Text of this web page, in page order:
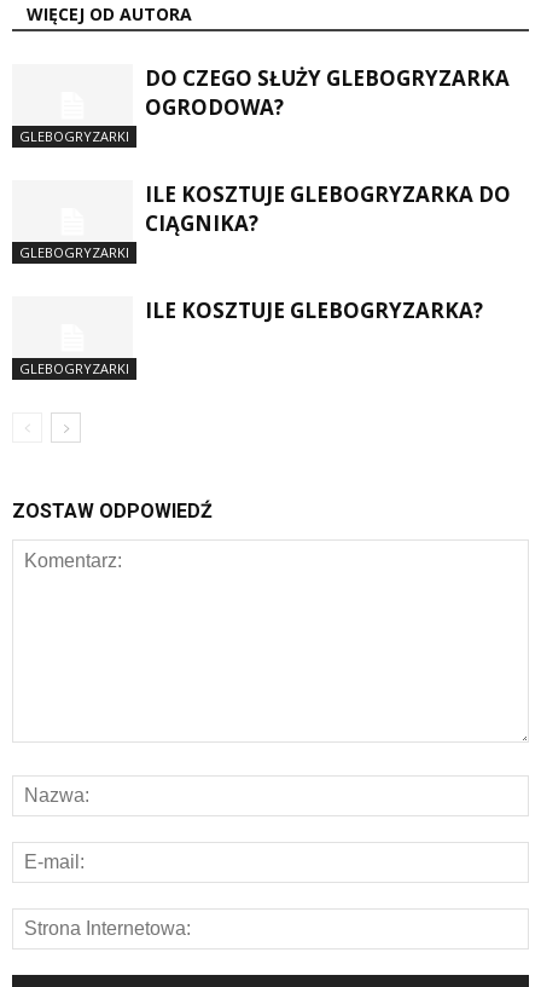
WIĘCEJ OD AUTORA
GLEBOGRYZARKI
DO CZEGO SŁUŻY GLEBOGRYZARKA
OGRODOWA?
GLEBOGRYZARKI
ILE KOSZTUJE GLEBOGRYZARKA DO
CIĄGNIKA?
GLEBOGRYZARKI
ILE KOSZTUJE GLEBOGRYZARKA?
ZOSTAW ODPOWIEDŹ